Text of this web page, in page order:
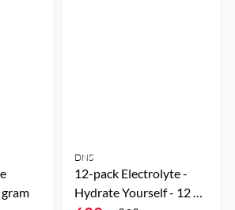
DNS
12-pack Electrolyte -
Hydrate Yourself - 12 x